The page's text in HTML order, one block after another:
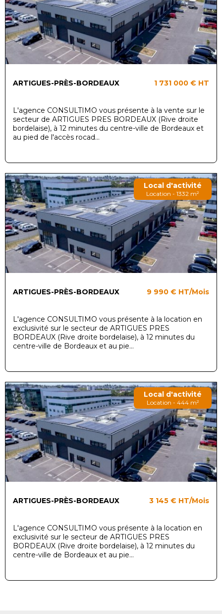
ARTIGUES-PRÈS-BORDEAUX 1 731 000 € HT
L'agence CONSULTIMO vous présente à la vente sur le
secteur de ARTIGUES PRES BORDEAUX (Rive droite
bordelaise), à 12 minutes du centre-ville de Bordeaux et
au pied de l'accès rocad...
Local d'activité
Location - 1332 m²
ARTIGUES-PRÈS-BORDEAUX 9 990 € HT/Mois
L'agence CONSULTIMO vous présente à la location en
exclusivité sur le secteur de ARTIGUES PRES
BORDEAUX (Rive droite bordelaise), à 12 minutes du
centre-ville de Bordeaux et au pie...
Local d'activité
Location - 444 m²
ARTIGUES-PRÈS-BORDEAUX 3 145 € HT/Mois
L'agence CONSULTIMO vous présente à la location en
exclusivité sur le secteur de ARTIGUES PRES
BORDEAUX (Rive droite bordelaise), à 12 minutes du
centre-ville de Bordeaux et au pie...